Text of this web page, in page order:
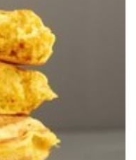
en la protagonista
en pancakes o tortitas
entra por los ojos.